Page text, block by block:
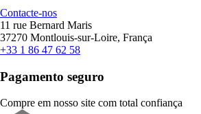
Contacte-nos
11 rue Bernard Maris
37270 Montlouis-sur-Loire, França
+33 1 86 47 62 58
Pagamento seguro
Compre em nosso site com total confiança